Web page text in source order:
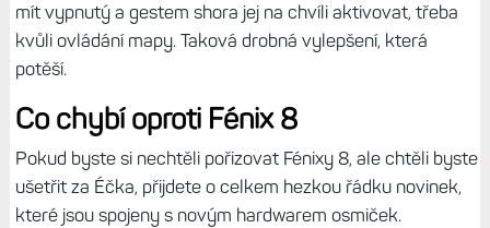
mít vypnutý a gestem shora jej na chvíli aktivovat, třeba
kvůli ovládání mapy. Taková drobná vylepšení, která
potěší.
Co chybí oproti Fénix 8
Pokud byste si nechtěli pořizovat Fénixy 8, ale chtěli byste
ušetřit za Éčka, přijdete o celkem hezkou řádku novinek,
které jsou spojeny s novým hardwarem osmiček.